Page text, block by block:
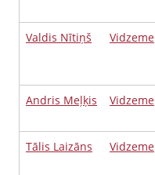
Valdis Nītiņš Vidzeme
Andris Meļķis Vidzeme
Tālis Laizāns Vidzeme